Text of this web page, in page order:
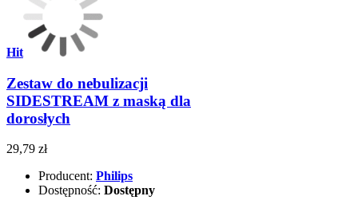
Hit
Zestaw do nebulizacji
SIDESTREAM z maską dla
dorosłych
29,79 zł
Producent: Philips
Dostępność: Dostępny